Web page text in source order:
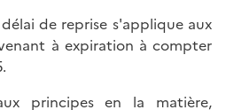
de reprise s'applique aux
à expiration à compter
principes en la matière,